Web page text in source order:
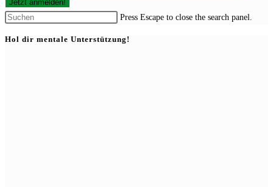
Press Escape to close the search panel.
Hol dir mentale Unterstützung!